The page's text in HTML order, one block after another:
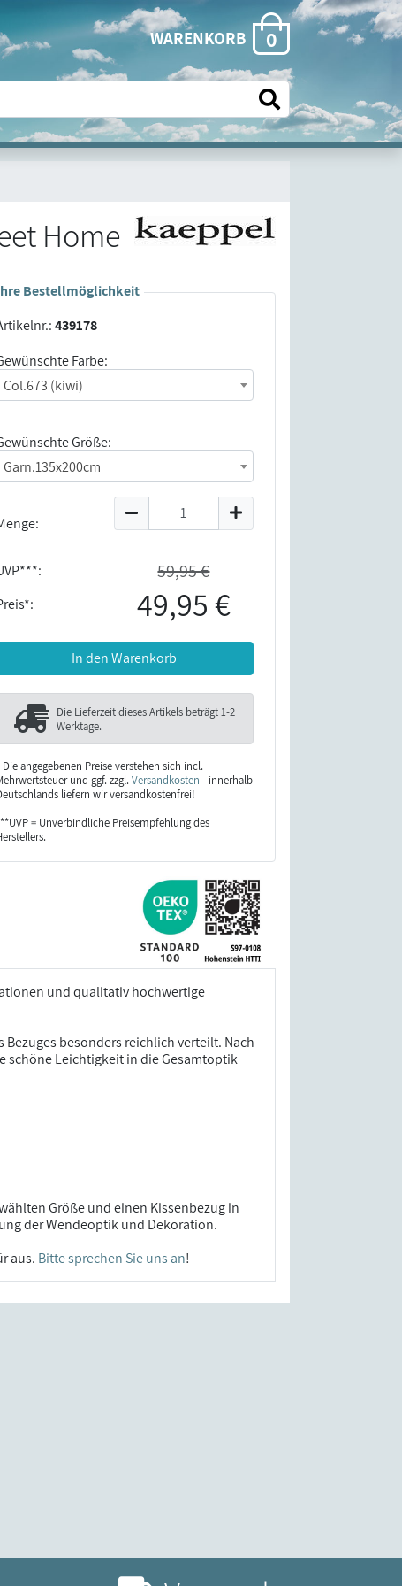
WARENKORB 0
Home
Bestellmöglichkeit
439178
Farbe:
Col.673 (kiwi)
Größe:
Garn.135x200cm
59,95 €
49,95 €
In den Warenkorb
Die Lieferzeit dieses Artikels beträgt1-2
Werktage.
Die angegebenen Preise verstehen sich incl.
und ggf. zzgl.Versandkosten - innerhalb
liefern wir versandkostenfrei!
= Unverbindliche Preisempfehlung des
und qualitativ hochwertige
besonders reichlich verteilt. Nach
schöne Leichtigkeit in die Gesamtoptik
Größe und einen Kissenbezug in
der Wendeoptik und Dekoration.
aus. Bitte sprechen Sie uns an!